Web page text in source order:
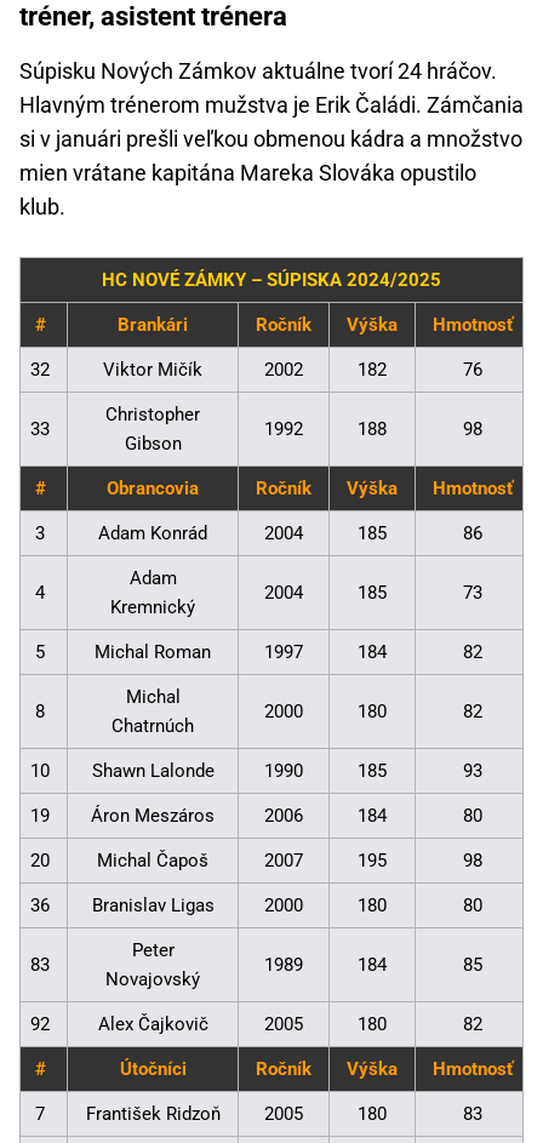
tréner, asistent trénera
Súpisku Nových Zámkov aktuálne tvorí 24 hráčov.
Hlavným trénerom mužstva je Erik Čaládi. Zámčania
si v januári prešli veľkou obmenou kádra a množstvo
mien vrátane kapitána Mareka Slováka opustilo
klub.
HC NOVÉ ZÁMKY – SÚPISKA 2024/2025
# Brankári Ročník Výška Hmotnosť
32 Viktor Mičík 2002 182 76
33
Christopher
Gibson
1992 188 98
# Obrancovia Ročník Výška Hmotnosť
3 Adam Konrád 2004 185 86
4
Adam
Kremnický
2004 185 73
5 Michal Roman 1997 184 82
8
Michal
Chatrnúch
2000 180 82
10 Shawn Lalonde 1990 185 93
19 Áron Meszáros 2006 184 80
20 Michal Čapoš 2007 195 98
36 Branislav Ligas 2000 180 80
83
Peter
Novajovský
1989 184 85
92 Alex Čajkovič 2005 180 82
# Útočníci Ročník Výška Hmotnosť
7 František Ridzoň 2005 180 83